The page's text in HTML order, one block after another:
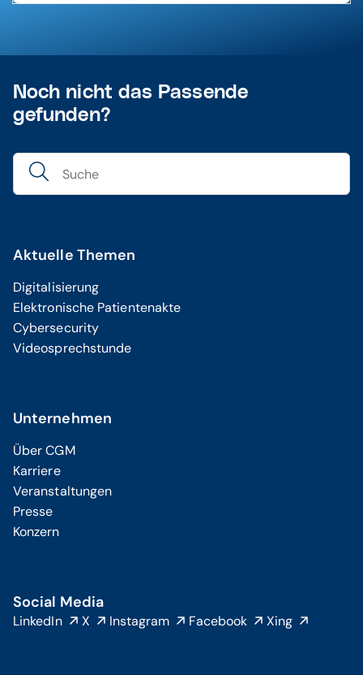
Noch nicht das Passende
gefunden?
Aktuelle Themen
Digitalisierung
Elektronische Patientenakte
Cybersecurity
Videosprechstunde
Unternehmen
Über CGM
Karriere
Veranstaltungen
Presse
Konzern
Social Media
LinkedIn X Instagram Facebook Xing